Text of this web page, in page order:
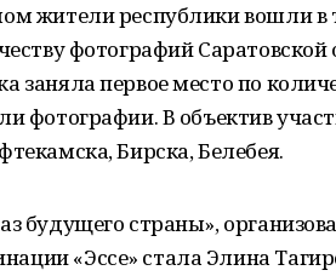
жители республики вошли в
фотографий Саратовской
заняла первое место по
фотографии. В объектив
Бирска, Белебея.
будущего страны»,
«Эссе» стала Элина